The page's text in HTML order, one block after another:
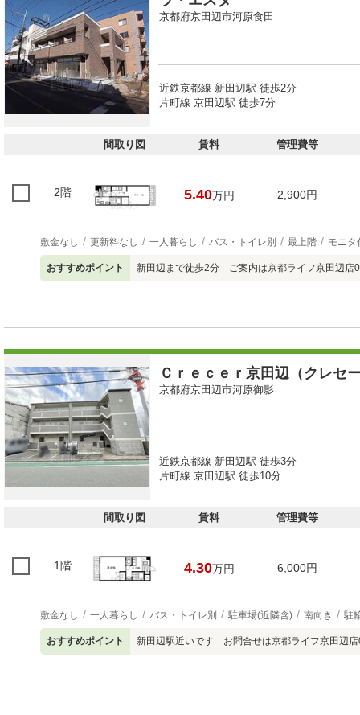
京都府京田辺市河原食田
近鉄京都線 新田辺駅 徒歩2分
片町線 京田辺駅 徒歩7分
間取り図 賃料 管理費等
2階 5.40万円 2,900円
敷金なし 更新料なし 一人暮らし バス・トイレ別 最上階 モニタ
おすすめポイント 新田辺まで徒歩2分 ご案内は京都ライフ京田辺店
Ｃｒｅｃｅｒ京田辺（クレセ
京都府京田辺市河原御影
近鉄京都線 新田辺駅 徒歩3分
片町線 京田辺駅 徒歩10分
間取り図 賃料 管理費等
1階 4.30万円 6,000円
敷金なし 一人暮らし バス・トイレ別 駐車場(近隣含) 南向き 駐
おすすめポイント 新田辺駅近いです お問合せは京都ライフ京田辺